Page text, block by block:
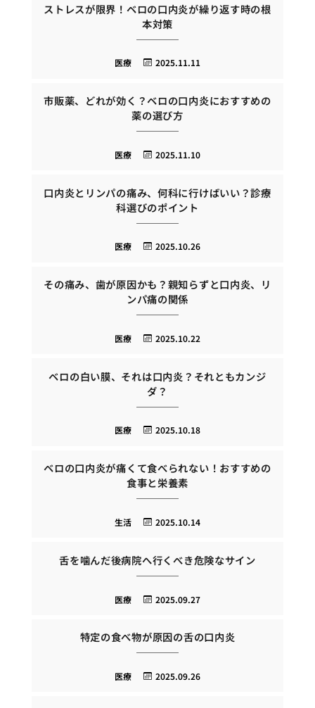
ストレスが限界！ベロの口内炎が繰り返す時の根
本対策
2025.11.11
医療
市販薬、どれが効く？ベロの口内炎におすすめの
薬の選び方
2025.11.10
医療
口内炎とリンパの痛み、何科に行けばいい？診療
科選びのポイント
2025.10.26
医療
その痛み、歯が原因かも？親知らずと口内炎、リ
ンパ痛の関係
2025.10.22
医療
ベロの白い膜、それは口内炎？それともカンジ
ダ？
2025.10.18
医療
ベロの口内炎が痛くて食べられない！おすすめの
食事と栄養素
2025.10.14
生活
舌を噛んだ後病院へ行くべき危険なサイン
2025.09.27
医療
特定の食べ物が原因の舌の口内炎
2025.09.26
医療